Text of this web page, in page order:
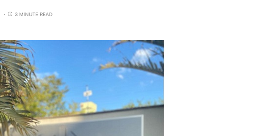
3 MINUTE READ